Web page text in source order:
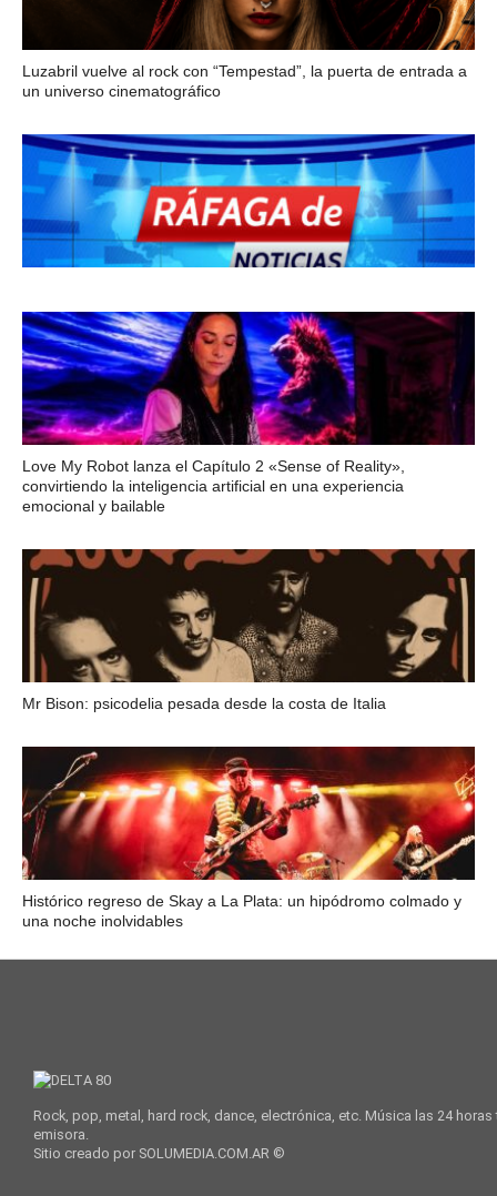
Luzabril vuelve al rock con “Tempestad”, la puerta de entrada a
un universo cinematográfico
Love My Robot lanza el Capítulo 2 «Sense of Reality»,
convirtiendo la inteligencia artificial en una experiencia
emocional y bailable
Mr Bison: psicodelia pesada desde la costa de Italia
Histórico regreso de Skay a La Plata: un hipódromo colmado y
una noche inolvidables
Rock, pop, metal, hard rock, dance, electrónica, etc. Música las 24
emisora.
Sitio creado por SOLUMEDIA.COM.AR ©